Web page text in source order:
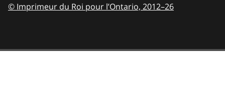
© Imprimeur du Roi pour l’Ontario, 2012–26